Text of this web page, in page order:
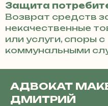
Защита
Возврат средств
некачественные
или услуги, споры с
коммунальными
АДВОКАТ
ДМИТРИЙ